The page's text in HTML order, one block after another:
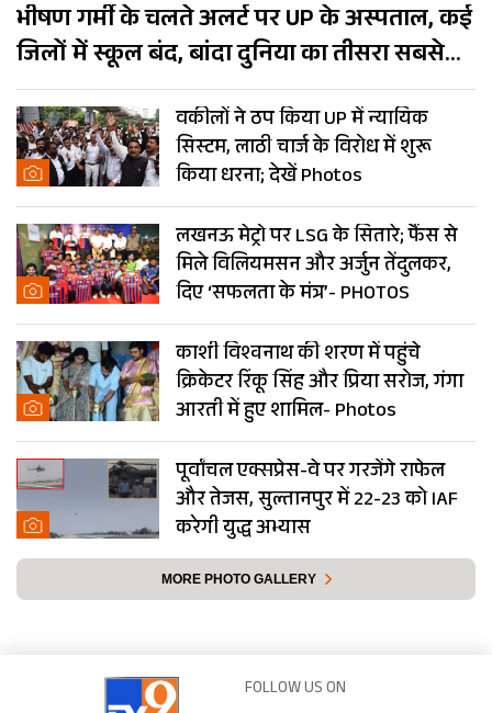
भीषण गर्मी के चलते अलर्ट पर UP के अस्पताल, कई
जिलों में स्कूल बंद, बांदा दुनिया का तीसरा सबसे
गर्म शहर
वकीलों ने ठप किया UP में न्यायिक
सिस्टम, लाठी चार्ज के विरोध में शुरू
किया धरना; देखें Photos
लखनऊ मेट्रो पर LSG के सितारे; फैंस से
मिले विलियमसन और अर्जुन तेंदुलकर,
दिए ‘सफलता के मंत्र’- PHOTOS
काशी विश्वनाथ की शरण में पहुंचे
क्रिकेटर रिंकू सिंह और प्रिया सरोज, गंगा
आरती में हुए शामिल- Photos
पूर्वांचल एक्सप्रेस-वे पर गरजेंगे राफेल
और तेजस, सुल्तानपुर में 22-23 को IAF
करेगी युद्ध अभ्यास
MORE PHOTO GALLERY
FOLLOW US ON